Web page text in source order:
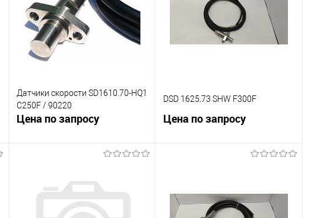
В избранное
Под заказ
В избранное
Под заказ
Датчики скорости SD1610.70-HQ1
C250F / 90220
Цена по запросу
В корзину
К сравнению
В избранное
Под заказ
DSD 1625.73 SHW F300F
Цена по запросу
В корзину
К сравнению
В избранное
Под заказ